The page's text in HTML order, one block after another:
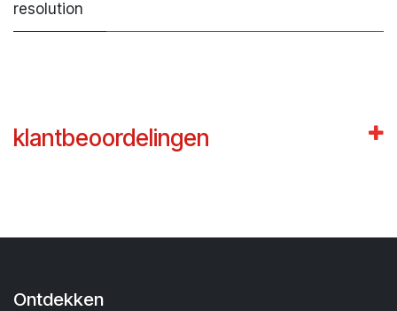
resolution
klantbeoordelingen
Ontdekken